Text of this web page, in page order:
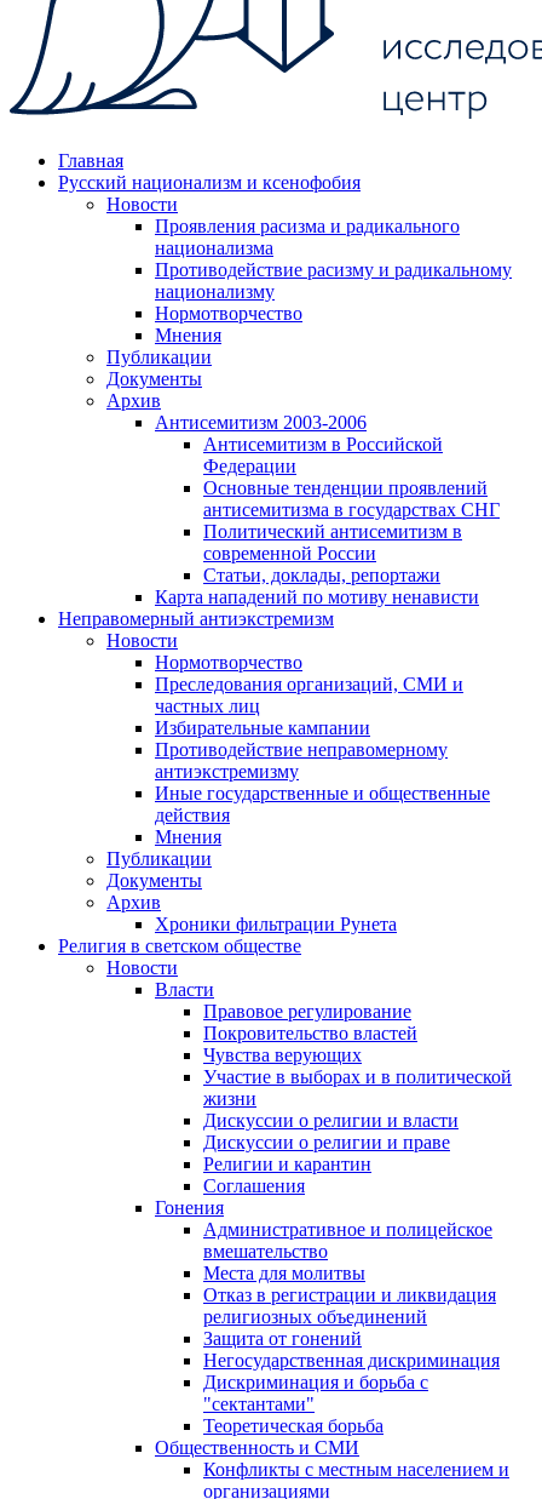
Главная
Русский национализм и ксенофобия
Новости
Проявления расизма и радикального
национализма
Противодействие расизму и радикальному
национализму
Нормотворчество
Мнения
Публикации
Документы
Архив
Антисемитизм 2003-2006
Антисемитизм в Российской
Федерации
Основные тенденции проявлений
антисемитизма в государствах СНГ
Политический антисемитизм в
современной России
Статьи, доклады, репортажи
Карта нападений по мотиву ненависти
Неправомерный антиэкстремизм
Новости
Нормотворчество
Преследования организаций, СМИ и
частных лиц
Избирательные кампании
Противодействие неправомерному
антиэкстремизму
Иные государственные и общественные
действия
Мнения
Публикации
Документы
Архив
Хроники фильтрации Рунета
Религия в светском обществе
Новости
Власти
Правовое регулирование
Покровительство властей
Чувства верующих
Участие в выборах и в политической
жизни
Дискуссии о религии и власти
Дискуссии о религии и праве
Религии и карантин
Соглашения
Гонения
Административное и полицейское
вмешательство
Места для молитвы
Отказ в регистрации и ликвидация
религиозных объединений
Защита от гонений
Негосударственная дискриминация
Дискриминация и борьба с
"сектантами"
Теоретическая борьба
Общественность и СМИ
Конфликты с местным населением и
организациями